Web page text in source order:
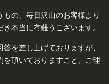
の、毎日沢山のお客様より
本当に有難うございます。
を差し上げておりますが、
を頂いておりますこと、ご理